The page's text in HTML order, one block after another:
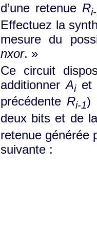
d’une retenue R
Effectuez la
mesure du
nxor. »
Ce circuit
additionnerAiet
précédenteRi-1)
deux bits et de
retenue générée
suivante :